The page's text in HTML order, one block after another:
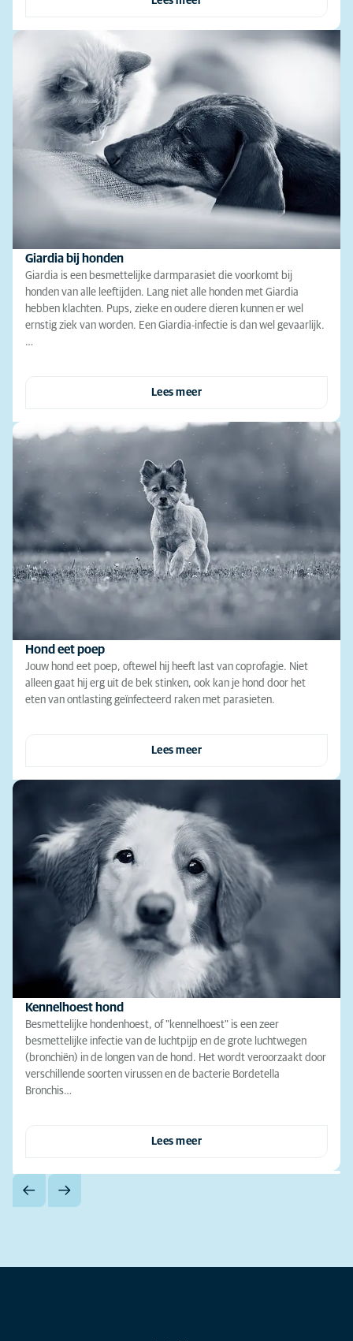
Giardia bij honden
Giardia is een besmettelijke darmparasiet die voorkomt bij
honden van alle leeftijden. Lang niet alle honden met Giardia
hebben klachten. Pups, zieke en oudere dieren kunnen er wel
ernstig ziek van worden. Een Giardia-infectie is dan wel gevaarlijk.
…
Lees meer
Hond eet poep
Jouw hond eet poep, oftewel hij heeft last van coprofagie. Niet
alleen gaat hij erg uit de bek stinken, ook kan je hond door het
eten van ontlasting geïnfecteerd raken met parasieten.
Lees meer
Kennelhoest hond
Besmettelijke hondenhoest, of "kennelhoest" is een zeer
besmettelijke infectie van de luchtpijp en de grote luchtwegen
(bronchiën) in de longen van de hond. Het wordt veroorzaakt door
verschillende soorten virussen en de bacterie Bordetella
Bronchis…
Lees meer